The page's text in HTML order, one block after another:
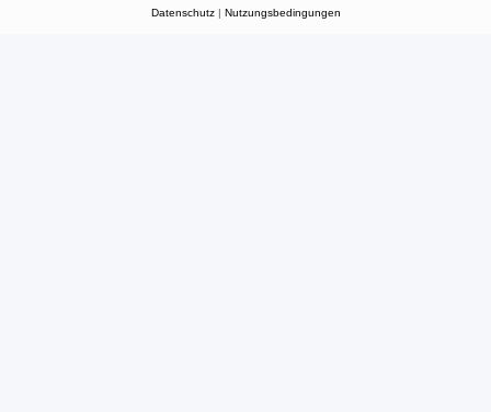
Datenschutz| Nutzungsbedingungen